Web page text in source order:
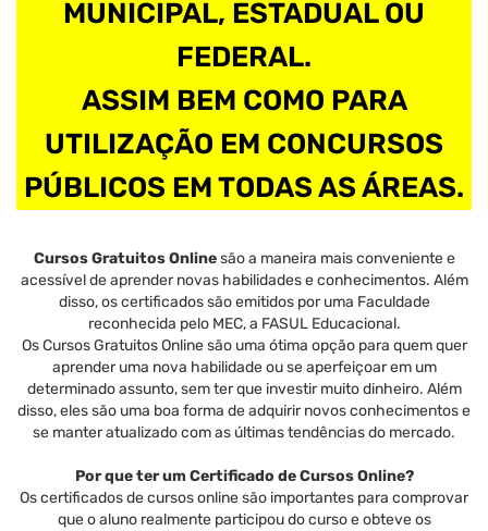
MUNICIPAL, ESTADUAL OU
FEDERAL.
ASSIM BEM COMO PARA
UTILIZAÇÃO EM CONCURSOS
PÚBLICOS EM TODAS AS ÁREAS.
Cursos Gratuitos Onlinesão a maneira mais conveniente e
acessível de aprender novas habilidades e conhecimentos. Além
disso, os certificados são emitidos por uma Faculdade
reconhecida pelo MEC, a FASUL Educacional.
Os Cursos Gratuitos Online são uma ótima opção para quem quer
aprender uma nova habilidade ou se aperfeiçoar em um
determinado assunto, sem ter que investir muito dinheiro. Além
disso, eles são uma boa forma de adquirir novos conhecimentos e
se manter atualizado com as últimas tendências do mercado.
Por que ter um Certificado de Cursos Online?
Os certificados de cursos online são importantes para comprovar
que o aluno realmente participou do curso e obteve os